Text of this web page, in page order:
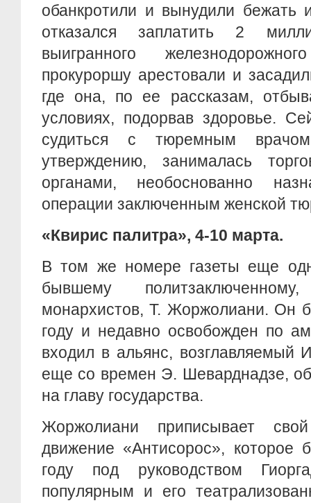
обанкротили и вынудили бежать
отказался заплатить 2
выигранного
прокуроршу арестовали и
где она, по ее рассказам,
условиях, подорвав здоровье.
судиться с тюремным
утверждению, занималась
органами, необоснованно
операции заключенным женской
«Квирис палитра», 4-10 марта.
В том же номере газеты еще
бывшему
монархистов, Т. Жоржолиани. Он
году и недавно освобожден по
входил в альянс, возглавляемый
еще со времен Э. Шеварднадзе,
на главу государства.
Жоржолиани приписывает
движение «Антисорос», которое
году под руководством
популярным и его